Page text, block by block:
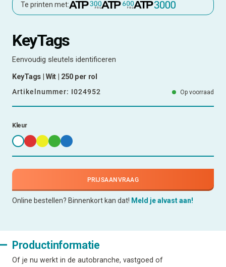
Te printen met:
KeyTags
Eenvoudig sleutels identificeren
KeyTags | Wit | 250 per rol
Artikelnummer: I024952 Op voorraad
Kleur
PRIJSAANVRAAG
Online bestellen? Binnenkort kan dat! Meld je alvast aan!
Productinformatie
Of je nu werkt in de autobranche, vastgoed of